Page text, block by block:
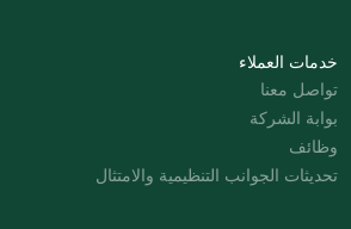
خدمات العملاء
تواصل معنا
بوابة الشركة
وظائف
تحديثات الجوانب التنظيمية والامتثال